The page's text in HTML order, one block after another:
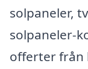
solpaneler,
solpaneler-
offerter från